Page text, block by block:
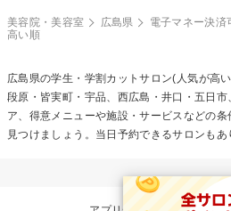
美容院・美容室 広島県 電子マネー決済
高い順
広島県の学生・学割カットサロン(人気が高
段原・皆実町・宇品、西広島・井口・五日
ア、得意メニューや施設・サービスなどの
見つけましょう。当日予約できるサロンもあ